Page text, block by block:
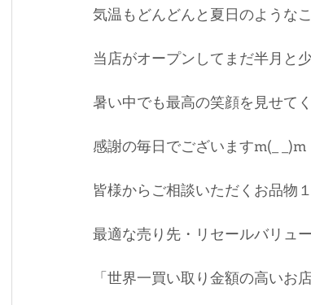
気温もどんどんと夏日のような
当店がオープンしてまだ半月と少
暑い中でも最高の笑顔を見せて
感謝の毎日でございますm(_ _)m
皆様からご相談いただくお品物
最適な売り先・リセールバリュ
「世界一買い取り金額の高いお